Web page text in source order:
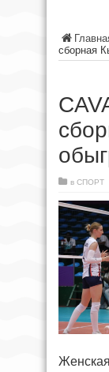
сборная
в СПОРТ